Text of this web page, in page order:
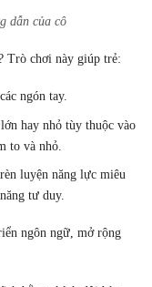
dẫn của cô
Trò chơi này giúp trẻ:
ngón tay.
hay nhỏ tùy thuộc vào
to và nhỏ.
luyện năng lực miêu
tư duy.
ngôn ngữ, mở rộng